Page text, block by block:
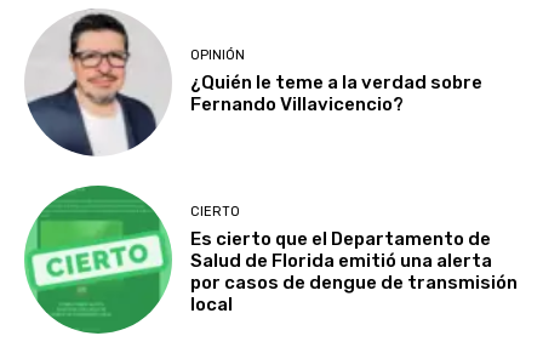
OPINIÓN
¿Quién le teme a la verdad sobre
Fernando Villavicencio?
CIERTO
Es cierto que el Departamento de
Salud de Florida emitió una alerta
por casos de dengue de transmisión
local